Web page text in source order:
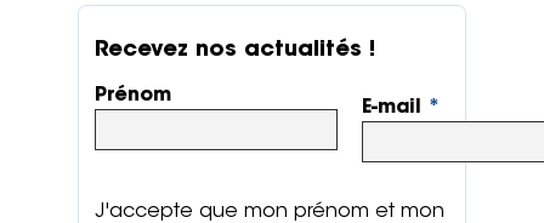
Recevez nos actualités !
Prénom
E-mail *
J'accepte que mon prénom et mon